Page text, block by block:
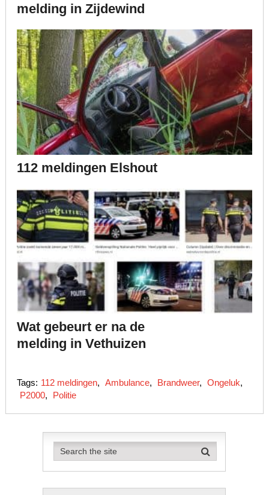
melding in Zijdewind
112 meldingen Elshout
Wat gebeurt er na de
melding in Vethuizen
Tags: 112 meldingen, Ambulance, Brandweer, Ongeluk,
P2000, Politie